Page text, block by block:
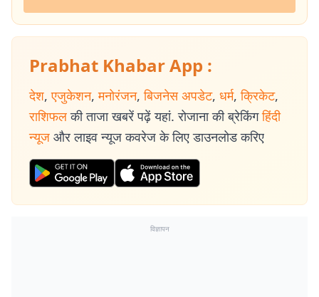
Prabhat Khabar App :
देश, एजुकेशन, मनोरंजन, बिजनेस अपडेट, धर्म, क्रिकेट,
राशिफल की ताजा खबरें पढ़ें यहां. रोजाना की ब्रेकिंग हिंदी
न्यूज और लाइव न्यूज कवरेज के लिए डाउनलोड करिए
विज्ञापन